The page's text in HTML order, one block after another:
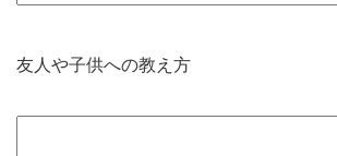
友人や子供への教え方